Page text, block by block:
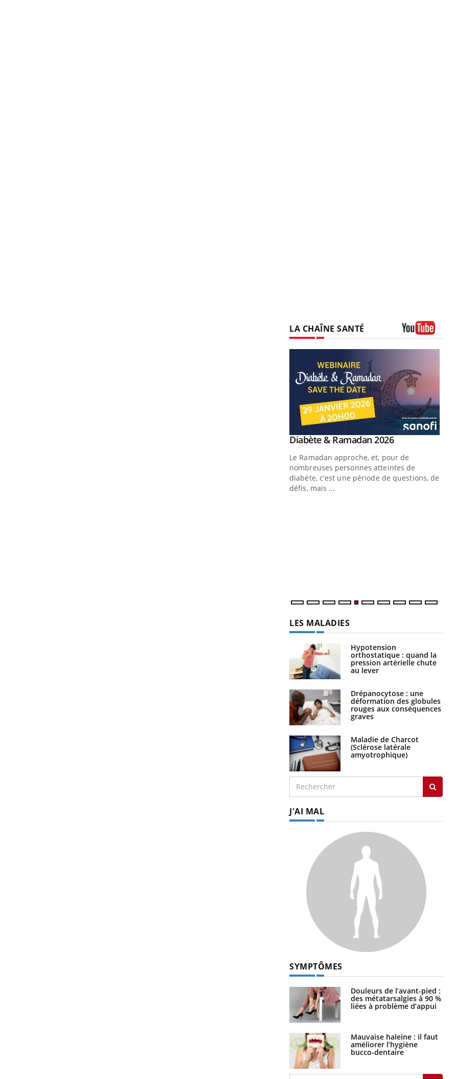
LA CHAÎNE SANTÉ
Youtube
Diabète & Ramadan 2026Youtube
Le Ramadan approche, et, pour de
nombreuses personnes atteintes de
diabète, c'est une période de questions, de
défis, mais ...
LES MALADIES
Hypotension
orthostatique : quand la
pression artérielle chute
au lever
Drépanocytose : une
déformation des globules
rouges aux conséquences
graves
Maladie de Charcot
(Sclérose latérale
amyotrophique)
J'AI MAL
SYMPTÔMES
Douleurs de l’avant-pied :
des métatarsalgies à 90 %
liées à problème d’appui
Mauvaise haleine : il faut
améliorer l’hygiène
bucco-dentaire